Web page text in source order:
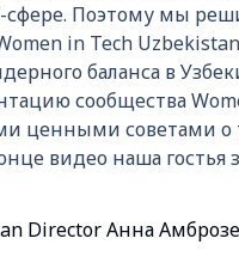
Поэтому мы
in Tech
баланса в
сообщества
ценными советами
видео наша гостья
Director Анна